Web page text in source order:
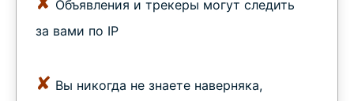
Объявления и трекеры могут следить
за вами по IP
✘ Вы никогда не знаете наверняка,